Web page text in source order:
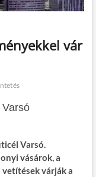
vár
Varsó.
vásárok, a
várják a